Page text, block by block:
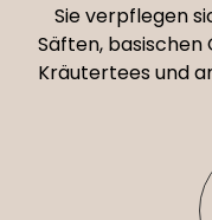
Sie verpflegen
Säften, basischen
Kräutertees und